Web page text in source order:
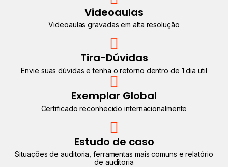
Videoaulas
Videoaulas gravadas em alta resolução
Tira-Dúvidas
Envie suas dúvidas e tenha o retorno dentro de 1 dia util
Exemplar Global
Certificado reconhecido internacionalmente
Estudo de caso
Situações de auditoria, ferramentas mais comuns e relatório
de auditoria